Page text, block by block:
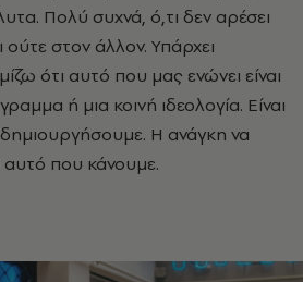
Πολύ συχνά, ό,τι δεν αρέσει
ούτε στον άλλον. Υπάρχει
ότι αυτό που μας ενώνει είναι
ή μια κοινή ιδεολογία. Είναι
Η ανάγκη να
που κάνουμε.